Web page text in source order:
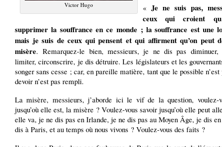
Victor Hugo
« Je ne suis pas,
ceux qui croient
supprimer la souffrance en ce monde ; la souffrance est une
mais je suis de ceux qui pensent et qui affirment qu’on peut
misère. Remarquez-le bien, messieurs, je ne dis pas diminuer,
limiter, circonscrire, je dis détruire. Les législateurs et les
songer sans cesse ; car, en pareille matière, tant que le possible
devoir n’est pas rempli.
La misère, messieurs, j’aborde ici le vif de la question, voulez-
jusqu’où elle est, la misère ? Voulez-vous savoir jusqu’où elle peut
elle va, je ne dis pas en Irlande, je ne dis pas au Moyen Âge, je dis
dis à Paris, et au temps où nous vivons ? Voulez-vous des faits ?